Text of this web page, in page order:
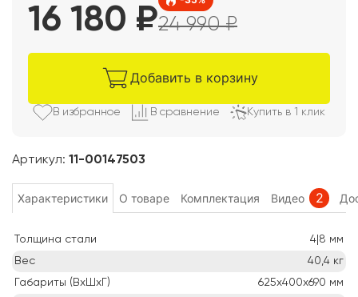
Артикул: 11-00147503
16 180 ₽24 990₽
Добавить в корзину
В избранное В сравнение Купить в 1 клик
Характеристики О товаре Комплектация Видео 2
Толщина стали 4|8 мм
Вес
40,4 кг
Габариты (ВхШхГ)
625х400х690 мм